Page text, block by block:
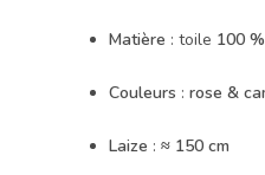
Matière : toile 100
Couleurs : rose &
Laize : ≈ 150 cm